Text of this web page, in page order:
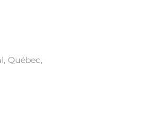
Québec,